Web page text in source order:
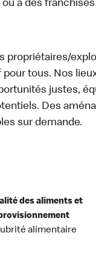
à des
propriétaires/
tous. Nos
justes,
Des
sur demande.
des aliments et
alimentaire